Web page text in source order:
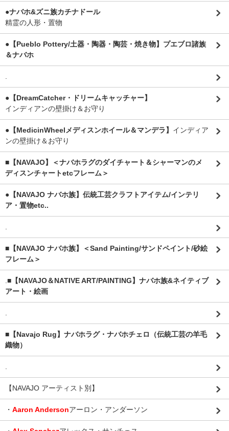
●ナバホ&ズニ族カチナドール
精霊の人形・置物
●【Pueblo Pottery/土器・陶器・陶芸・焼き物】プエブロ諸族
＆ナバホ
●【DreamCatcher・ドリームキャッチャー】
インディアンの壁掛け＆お守り
●【MedicinWheelメディスンホイール＆マンデラ】 インディア
ンの壁掛け＆お守り
■【NAVAJO】＜ナバホラグのダイチャート＆シャーマンのメ
ディスンチャートetcフレーム＞
●【NAVAJO ナバホ族】伝統工芸クラフトアイテム/インテリ
ア・置物etc..
■【NAVAJO ナバホ族】＜Sand Painting/サンドペイント/砂絵
フレーム＞
■【NAVAJO＆NATIVE ART/PAINTING】ナバホ族&ネイティブ
アート・絵画
■【Navajo Rug】ナバホラグ・ナバホチェロ（伝統工芸の羊毛
織物）
【NAVAJO アーティスト別】
・ Aaron Andersonアーロン・アンダーソン